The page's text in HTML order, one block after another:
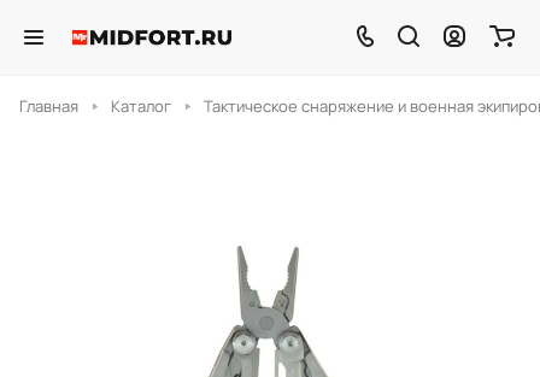
Главная Каталог Тактическое снаряжение и военная